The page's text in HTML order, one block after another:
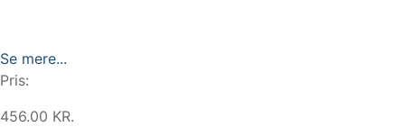
Se mere...
Pris:
456.00 KR.